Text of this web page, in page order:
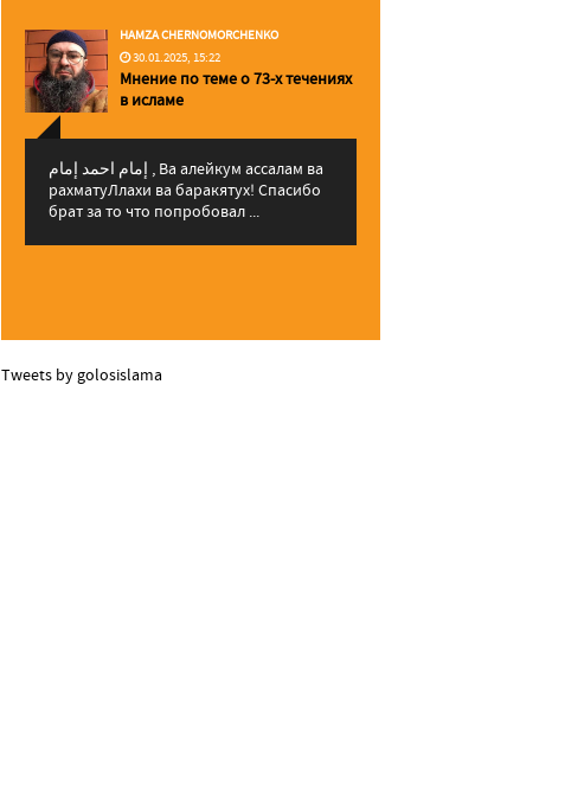
HAMZA CHERNOMORCHENKO
30.01.2025, 15:22
Мнение по теме о 73-х течениях
в исламе
إمام احمد إمام , Ва алейкум ассалам ва
рахматуЛлахи ва баракятух! Спасибо
брат за то что попробовал ...
Tweets by golosislama